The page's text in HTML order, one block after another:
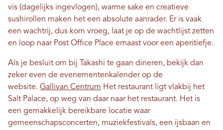
vis (dagelijks ingevlogen), warme sake en creatieve
sushirollen maken het een absolute aanrader. Er is vaak
een wachtrij, dus kom vroeg, laat je op de wachtlijst zetten
en loop naar Post Office Place ernaast voor een aperitiefje.
Als je besluit om bij Takashi te gaan dineren, bekijk dan
zeker even de evenementenkalender op de
website. Gallivan Centrum Het restaurant ligt vlakbij het
Salt Palace, op weg van daar naar het restaurant. Het is
een gemakkelijk bereikbare locatie waar
gemeenschapsconcerten, muziekfestivals, een ijsbaan en